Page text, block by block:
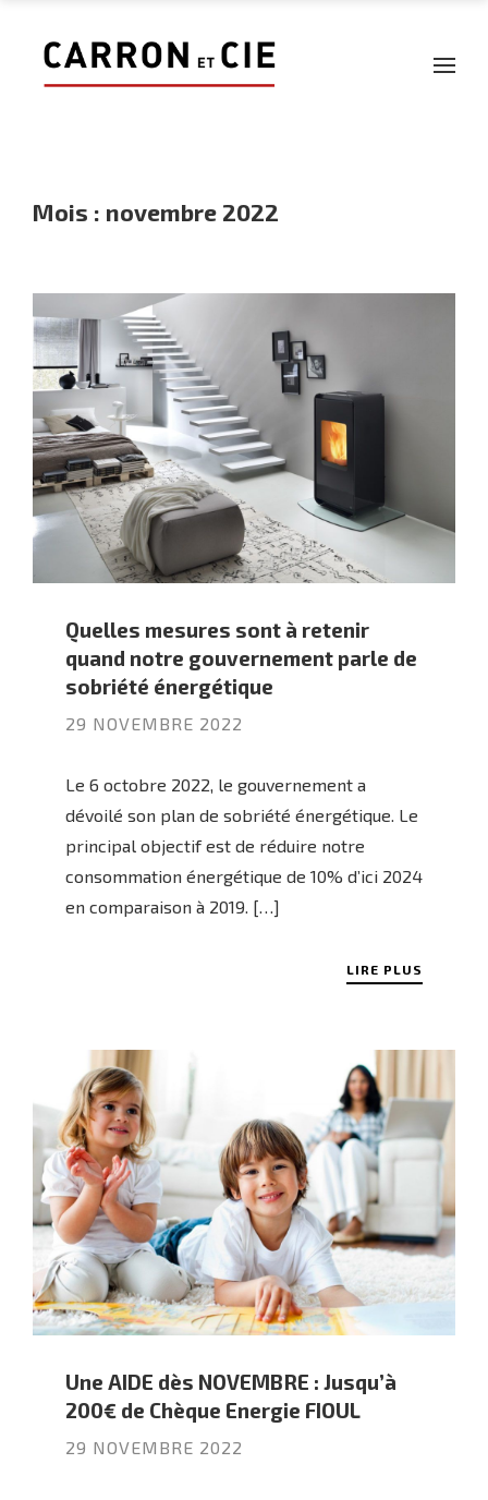
Mois : novembre 2022
Quelles mesures sont à retenir
quand notre gouvernement parle de
sobriété énergétique
29 NOVEMBRE 2022
Le 6 octobre 2022, le gouvernement a
dévoilé son plan de sobriété énergétique. Le
principal objectif est de réduire notre
consommation énergétique de 10% d’ici 2024
en comparaison à 2019. […]
LIRE PLUS
Une AIDE dès NOVEMBRE : Jusqu’à
200€ de Chèque Energie FIOUL
29 NOVEMBRE 2022